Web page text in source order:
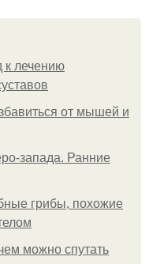
к лечению
от мышей и
запада. Ранние
грибы, похожие
можно спутать